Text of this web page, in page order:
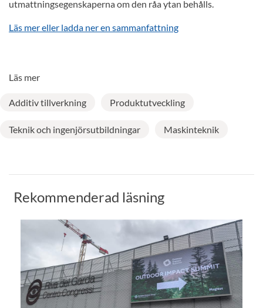
utmattningsegenskaperna om den råa ytan behålls.
Läs mer eller ladda ner en sammanfattning
Läs mer
Additiv tillverkning Produktutveckling
Teknik och ingenjörsutbildningar Maskinteknik
Rekommenderad läsning